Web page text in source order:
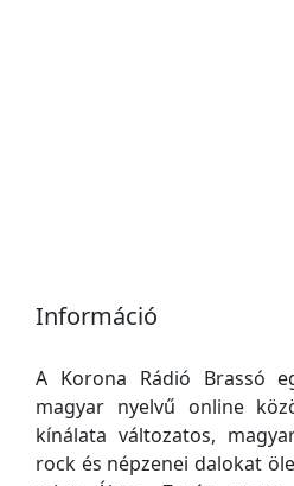
Információ
A Korona Rádió Brassó
magyar nyelvű online
kínálata változatos,
rock és népzenei dalokat